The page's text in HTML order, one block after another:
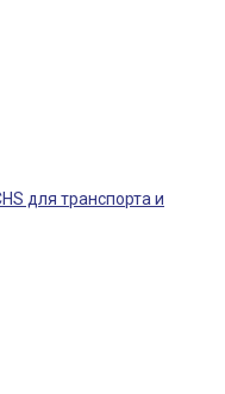
для транспорта и